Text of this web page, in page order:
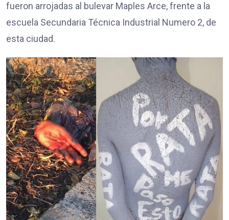
fueron arrojadas al bulevar Maples Arce, frente a la
escuela Secundaria Técnica Industrial Numero 2, de
esta ciudad.